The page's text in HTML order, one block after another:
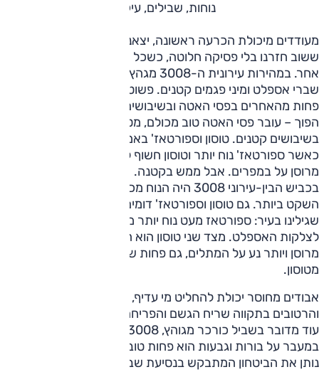
נוחות, שבילים, עיקולים
מעודדים מיכולת הכרעה ראשונה, יצאנו לגלות פערי נוחות, אלא
ששוב חזרנו בלי פסיקה חלוטה, כשכל אחד מהם מרשים במתאר
אחר. במהירות עירונית ה-3008 מגהץ באופן מעורר פליאה
שברי אספלט ומיני פגמים קטנים. פשוט וואו, אבל הוא מטפל טוב
פחות מהאחרים בפסי האטה ובשיבושים גדולים. קשקאי בדיוק
הפוך – עובר פסי האטה טוב מכולם, מטפל פחות טוב מהשאר
בשיבושים קטנים. טוסון וספורטאז' באמצע עם מתכון דומה,
כאשר ספורטאז' נוח יותר וטוסון חשוף לריצודים קטנים, פחות
מרוסן על במפרים. אבל ממש בקטנה.
בכביש הבין-עירוני 3008 היה הנוח מכולם, כמעט תמיד, וגם
השקט ביותר. גם טוסון וספורטאז' דומים, וממשיכים גם את מה
שגילינו בעיר: ספורטאז מעט נוח יותר מאשר טוסון הרגיש יותר
לצלקות האספלט. מצד שני טוסון הוא השקט יותר. קשקאי פחות
מרוסן ויותר נע על המתלים, גם פחות שקט, אבל גם פחות רוטט
מטוסון.
אבודים מחוסר יכולת להחליט מי עדיף, יצאנו לשבילים הבוציים
והרטובים בתקווה שריח הגשם והפריחה יסדרו לנו את הראש. כל
במעבר על בורות וגבעות הוא פחות טוב. גם קשקאי רוקד ולא
נותן את הביטחון המתבקש בנסיעת שבילים, כשטוסון וספורטאז'